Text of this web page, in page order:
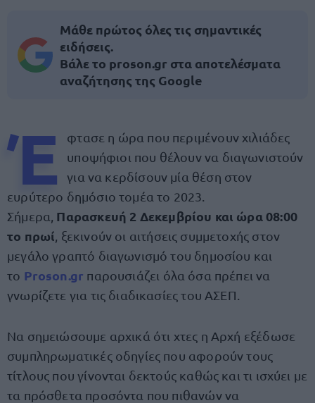
Μάθε πρώτος όλες τις σημαντικές
ειδήσεις.
Βάλε το proson.gr στα αποτελέσματα
αναζήτησης της Google
Έ
φτασε η ώρα που περιμένουν χιλιάδες
υποψήφιοι που θέλουν να διαγωνιστούν
για να κερδίσουν μία θέση στον
ευρύτερο δημόσιο τομέα το 2023.
Σήμερα, Παρασκευή 2 Δεκεμβρίου και ώρα 08:00
το πρωί , ξεκινούν οι αιτήσεις συμμετοχής στον
μεγάλο γραπτό διαγωνισμό του δημοσίου και
το Proson.gr παρουσιάζει όλα όσα πρέπει να
γνωρίζετε για τις διαδικασίες του ΑΣΕΠ.
Να σημειώσουμε αρχικά ότι χτες η Αρχή εξέδωσε
συμπληρωματικές οδηγίες που αφορούν τους
τίτλους που γίνονται δεκτούς καθώς και τι ισχύει με
τα πρόσθετα προσόντα που πιθανών να